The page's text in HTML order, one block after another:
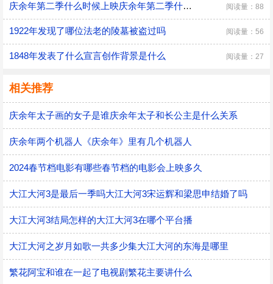
庆余年第二季什么时候上映庆余年第二季什么时候上映啊 阅读量：88
1922年发现了哪位法老的陵墓被盗过吗 阅读量：56
1848年发表了什么宣言创作背景是什么 阅读量：27
相关推荐
庆余年太子画的女子是谁庆余年太子和长公主是什么关系
庆余年两个机器人《庆余年》里有几个机器人
2024春节档电影有哪些春节档的电影会上映多久
大江大河3是最后一季吗大江大河3宋运辉和梁思申结婚了吗
大江大河3结局怎样的大江大河3在哪个平台播
大江大河之岁月如歌一共多少集大江大河的东海是哪里
繁花阿宝和谁在一起了电视剧繁花主要讲什么